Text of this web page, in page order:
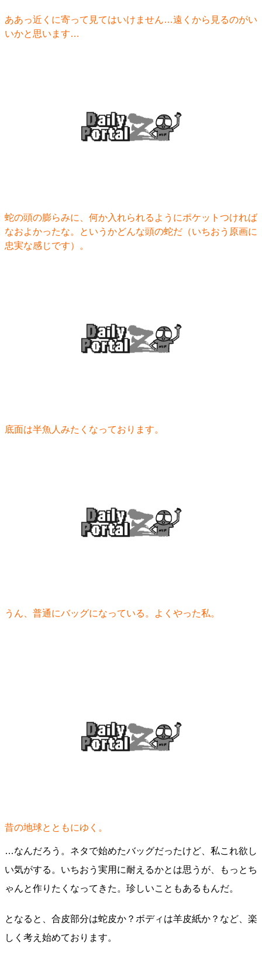
ああっ近くに寄って見てはいけません…遠くから見るのがい
いかと思います…
蛇の頭の膨らみに、何か入れられるようにポケットつければ
なおよかったな。というかどんな頭の蛇だ（いちおう原画に
忠実な感じです）。
底面は半魚人みたくなっております。
うん、普通にバッグになっている。よくやった私。
昔の地球とともにゆく。
…なんだろう。ネタで始めたバッグだったけど、私これ欲し
い気がする。いちおう実用に耐えるかとは思うが、もっとち
ゃんと作りたくなってきた。珍しいこともあるもんだ。
となると、合皮部分は蛇皮か？ボディは羊皮紙か？など、楽
しく考え始めております。